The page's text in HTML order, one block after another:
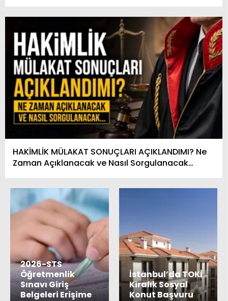
HAKİMLİK MÜLAKAT SONUÇLARI AÇIKLANDIMI? Ne
Zaman Açıklanacak ve Nasıl Sorgulanacak…
2026-STS
Öğretmenlik
Sınavı Giriş
Belgeleri Erişime
İstanbul’da TOKİ
Kiralık Sosyal
Konut Başvuru